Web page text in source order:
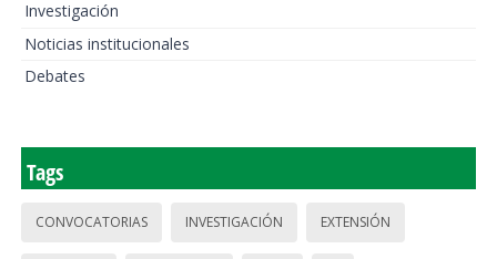
Investigación
Noticias institucionales
Debates
Tags
CONVOCATORIAS INVESTIGACIÓN EXTENSIÓN